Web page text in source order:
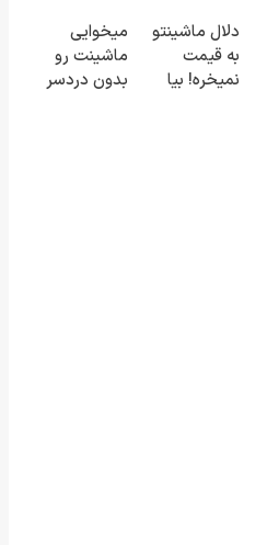
دلال ماشینتو
به قیمت
نمیخره! بیا
میخوایی
ماشینت رو
بدون دردسر